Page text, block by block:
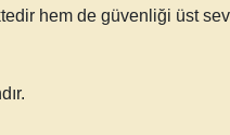
hem de güvenliği üst